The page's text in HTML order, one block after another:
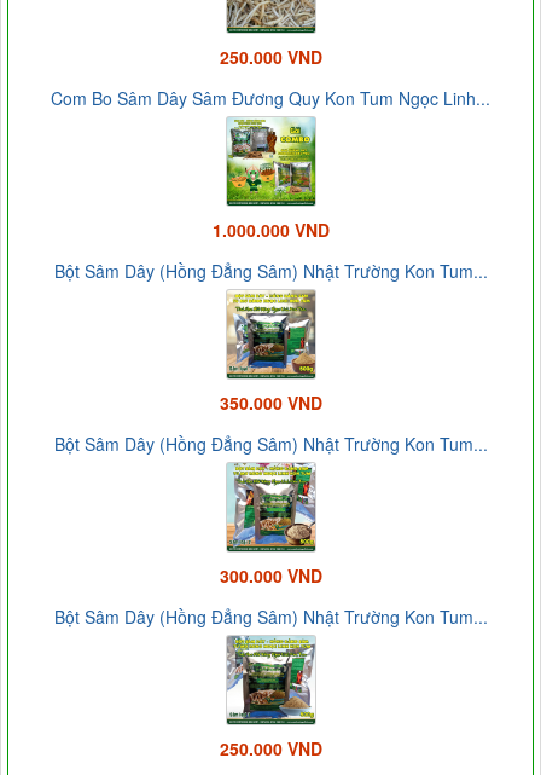
250.000 VND
Com Bo Sâm Dây Sâm Đương Quy Kon Tum Ngọc Linh...
1.000.000 VND
Bột Sâm Dây (Hồng Đẳng Sâm) Nhật Trường Kon Tum...
350.000 VND
Bột Sâm Dây (Hồng Đẳng Sâm) Nhật Trường Kon Tum...
300.000 VND
Bột Sâm Dây (Hồng Đẳng Sâm) Nhật Trường Kon Tum...
250.000 VND